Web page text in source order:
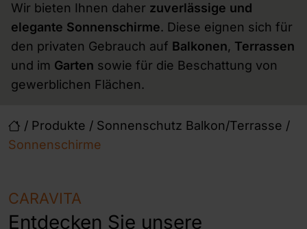
/ Produkte / Sonnenschutz Balkon/Terrasse /
Sonnenschirme
Wir bieten Ihnen daher zuverlässige und
elegante Sonnenschirme. Diese eignen sich für
den privaten Gebrauch auf Balkonen, Terrassen
und im Garten sowie für die Beschattung von
gewerblichen Flächen.
CARAVITA
Entdecken Sie unsere